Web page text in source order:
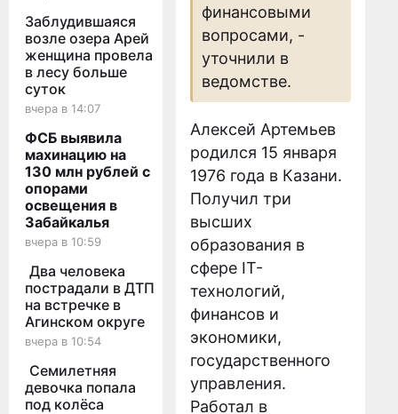
Заблудившаяся
возле озера Арей
женщина провела
в лесу больше
суток
вчера в 14:07
ФСБ выявила
махинацию на
130 млн рублей с
опорами
освещения в
Забайкалья
вчера в 10:59
Два человека
пострадали в ДТП
на встречке в
Агинском округе
вчера в 10:54
Семилетняя
девочка попала
под колёса
финансовыми
вопросами, -
уточнили в
ведомстве.
Алексей Артемьев
родился 15 января
1976 года в Казани.
Получил три
высших
образования в
сфере IT-
технологий,
финансов и
экономики,
государственного
управления.
Работал в